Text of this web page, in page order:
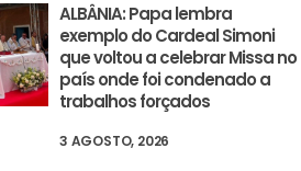
ALBÂNIA: Papa lembra
exemplo do Cardeal Simoni
que voltou a celebrar Missa no
país onde foi condenado a
trabalhos forçados
3 AGOSTO, 2026